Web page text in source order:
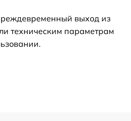
выход из
техническим параметрам